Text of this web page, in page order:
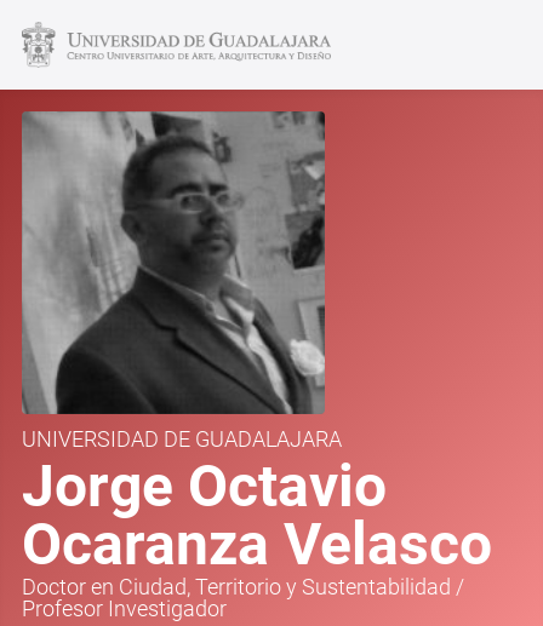
UNIVERSIDAD DE GUADALAJARA
Jorge Octavio
Ocaranza Velasco
Doctor en Ciudad, Territorio y Sustentabilidad /
Profesor Investigador